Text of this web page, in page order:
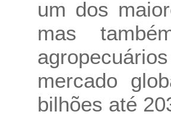
um dos
mas
mercado
bilhões até